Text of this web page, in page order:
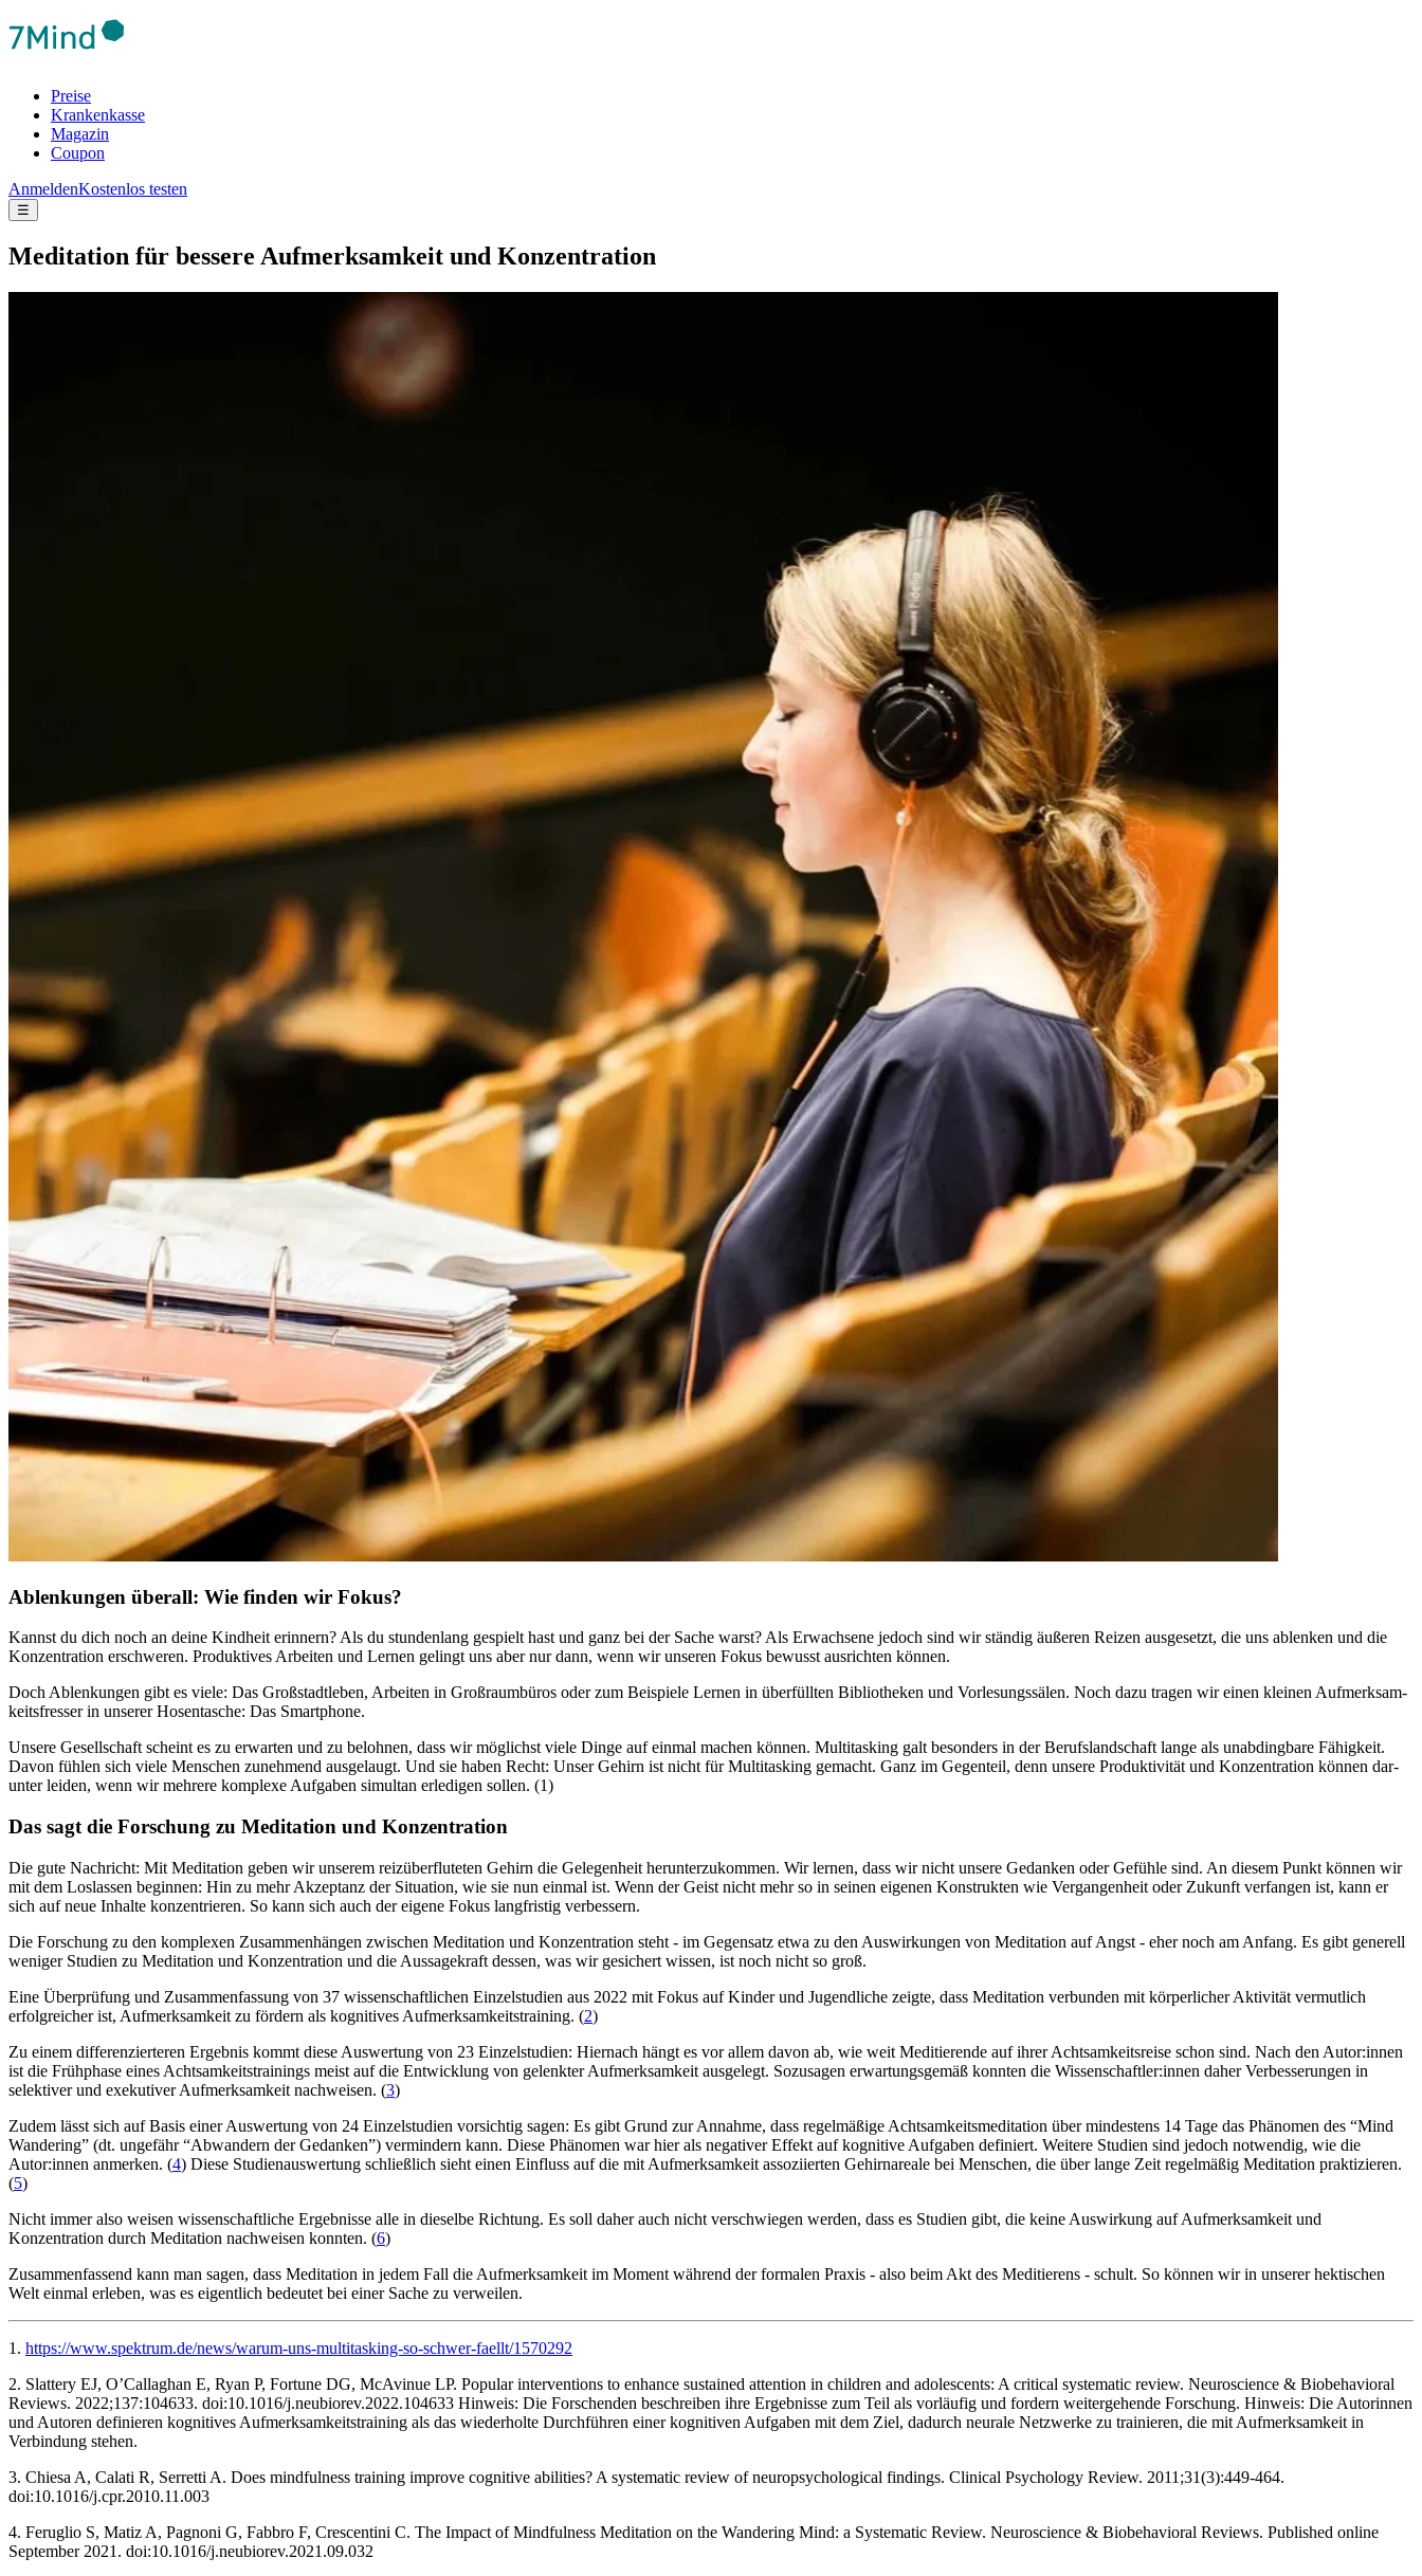
Preise
Krankenkasse
Magazin
Coupon
AnmeldenKostenlos testen
☰
Medi­ta­tion für bes­sere Auf­merk­sam­keit und Kon­zen­tra­tion
Ablenkungen überall: Wie finden wir Fokus?
Kannst du dich noch an deine Kind­heit erin­nern? Als du stun­den­lang gespielt hast und ganz bei der Sache warst? Als Erwachsene jedoch sind wir stän­dig äuße­ren Reizen aus­ge­setzt, die uns ablen­ken und die
Kon­zen­tra­tion erschwe­ren. Pro­duk­ti­ves Arbei­ten und Lernen gelingt uns aber nur dann, wenn wir unse­ren Fokus bewusst aus­rich­ten können.
Doch Ablen­kun­gen gibt es viele: Das Großstadtleben, Arbei­ten in Groß­raum­bü­ros oder zum Beispiele Lernen in über­füll­ten Bibliotheken und Vor­le­sungs­sä­len. Noch dazu tragen wir einen klei­nen Auf­merk­sam­
keits­fres­ser in unse­rer Hosen­ta­sche: Das Smart­phone.
Unsere Gesellschaft scheint es zu erwarten und zu belohnen, dass wir mög­lichst viele Dinge auf einmal machen können. Mul­ti­tas­king galt besonders in der Berufs­land­schaft lange als unab­ding­bare Fähig­keit.
Davon fühlen sich viele Men­schen zuneh­mend aus­ge­laugt. Und sie haben Recht: Unser Gehirn ist nicht für Mul­ti­tas­king gemacht. Ganz im Gegen­teil, denn unsere Pro­duk­ti­vi­tät und Kon­zen­tra­tion können dar­
un­ter leiden, wenn wir meh­rere kom­plexe Auf­ga­ben simul­tan erle­di­gen sollen. (1)
Das sagt die Forschung zu Meditation und Konzentration
Die gute Nachricht: Mit Meditation geben wir unserem reizüberfluteten Gehirn die Gelegenheit herunterzukommen. Wir lernen, dass wir nicht unsere Gedanken oder Gefühle sind. An diesem Punkt können wir
mit dem Loslassen beginnen: Hin zu mehr Akzeptanz der Situation, wie sie nun einmal ist. Wenn der Geist nicht mehr so in seinen eigenen Konstrukten wie Vergangenheit oder Zukunft verfangen ist, kann er
sich auf neue Inhalte konzentrieren. So kann sich auch der eigene Fokus langfristig verbessern.
Die Forschung zu den komplexen Zusammenhängen zwischen Meditation und Konzentration steht - im Gegensatz etwa zu den Auswirkungen von Meditation auf Angst - eher noch am Anfang. Es gibt generell
weniger Studien zu Meditation und Konzentration und die Aussagekraft dessen, was wir gesichert wissen, ist noch nicht so groß.
Eine Überprüfung und Zusammenfassung von 37 wissenschaftlichen Einzelstudien aus 2022 mit Fokus auf Kinder und Jugendliche zeigte, dass Meditation verbunden mit körperlicher Aktivität vermutlich
erfolgreicher ist, Aufmerksamkeit zu fördern als kognitives Aufmerksamkeitstraining. (2)
Zu einem differenzierteren Ergebnis kommt diese Auswertung von 23 Einzelstudien: Hiernach hängt es vor allem davon ab, wie weit Meditierende auf ihrer Achtsamkeitsreise schon sind. Nach den Autor:innen
ist die Frühphase eines Achtsamkeitstrainings meist auf die Entwicklung von gelenkter Aufmerksamkeit ausgelegt. Sozusagen erwartungsgemäß konnten die Wissenschaftler:innen daher Verbesserungen in
selektiver und exekutiver Aufmerksamkeit nachweisen. (3)
Zudem lässt sich auf Basis einer Auswertung von 24 Einzelstudien vorsichtig sagen: Es gibt Grund zur Annahme, dass regelmäßige Achtsamkeitsmeditation über mindestens 14 Tage das Phänomen des “Mind
Wandering” (dt. ungefähr “Abwandern der Gedanken”) vermindern kann. Diese Phänomen war hier als negativer Effekt auf kognitive Aufgaben definiert. Weitere Studien sind jedoch notwendig, wie die
Autor:innen anmerken. (4) Diese Studienauswertung schließlich sieht einen Einfluss auf die mit Aufmerksamkeit assoziierten Gehirnareale bei Menschen, die über lange Zeit regelmäßig Meditation praktizieren.
(5)
Nicht immer also weisen wissenschaftliche Ergebnisse alle in dieselbe Richtung. Es soll daher auch nicht verschwiegen werden, dass es Studien gibt, die keine Auswirkung auf Aufmerksamkeit und
Konzentration durch Meditation nachweisen konnten. (6)
Zusammenfassend kann man sagen, dass Meditation in jedem Fall die Aufmerksamkeit im Moment während der formalen Praxis - also beim Akt des Meditierens - schult. So können wir in unserer hektischen
Welt einmal erleben, was es eigentlich bedeutet bei einer Sache zu verweilen.
1. https://www.spektrum.de/news/warum-uns-multitasking-so-schwer-faellt/1570292
2. Slattery EJ, O’Callaghan E, Ryan P, Fortune DG, McAvinue LP. Popular interventions to enhance sustained attention in children and adolescents: A critical systematic review. Neuroscience & Biobehavioral
Reviews. 2022;137:104633. doi:10.1016/j.neubiorev.2022.104633 ‌Hinweis: Die Forschenden beschreiben ihre Ergebnisse zum Teil als vorläufig und fordern weitergehende Forschung. Hinweis: Die Autorinnen
und Autoren definieren kognitives Aufmerksamkeitstraining als das wiederholte Durchführen einer kognitiven Aufgaben mit dem Ziel, dadurch neurale Netzwerke zu trainieren, die mit Aufmerksamkeit in
Verbindung stehen.
3. Chiesa A, Calati R, Serretti A. Does mindfulness training improve cognitive abilities? A systematic review of neuropsychological findings. Clinical Psychology Review. 2011;31(3):449-464.
doi:10.1016/j.cpr.2010.11.003 ‌
4. Feruglio S, Matiz A, Pagnoni G, Fabbro F, Crescentini C. The Impact of Mindfulness Meditation on the Wandering Mind: a Systematic Review. Neuroscience & Biobehavioral Reviews. Published online
September 2021. doi:10.1016/j.neubiorev.2021.09.032